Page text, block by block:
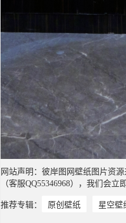
网站声明：彼岸图网壁纸图片资
（客服QQ55346968），我们会立
推荐专辑： 原创壁纸 星空壁